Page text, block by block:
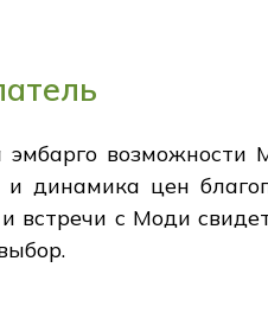
возможности
динамика цен
встречи с Моди